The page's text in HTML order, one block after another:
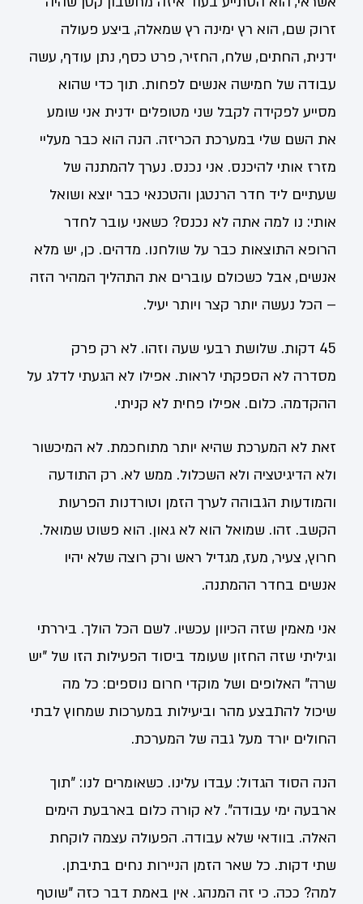
זרוק שם, הוא רץ ימינה רץ שמאלה, ביצע פעולה
ידנית, החתים, שלח, החזיר, פרט כסף, נתן עודף, עשה
עבודה של חמישה אנשים לפחות. תוך כדי שהוא
מסייע לפקידה לקבל שני מטופלים ידנית אני שומע
את השם שלי במערכת הכריזה. הנה הוא כבר מעליי
מזרז אותי להיכנס. אני נכנס. נערך להמתנה של
שעתיים ליד חדר הרנטגן והטכנאי כבר יוצא ושואל
אותי: נו למה אתה לא נכנס? כשאני עובר לחדר
הרופא התוצאות כבר על שולחנו. מדהים. כן, יש מלא
אנשים, אבל כשכולם עוברים את התהליך המהיר הזה
– הכל נעשה יותר קצר ויותר יעיל.
45 דקות. שלושת רבעי שעה וזהו. לא רק פרק
מסדרה לא הספקתי לראות. אפילו לא הגעתי לדלג על
ההקדמה. כלום. אפילו פחית לא קניתי.
זאת לא המערכת שהיא יותר מתוחכמת. לא המיכשור
ולא הדיגיטציה ולא השכלול. ממש לא. רק התודעה
והמודעות הגבוהה לערך הזמן וטורדנות הפרעות
הקשב. זהו. שמואל הוא לא גאון. הוא פשוט שמואל.
חרוץ, צעיר, מעז, מגדיל ראש ורק רוצה שלא יהיו
אנשים בחדר ההמתנה.
אני מאמין שזה הכיוון עכשיו. לשם הכל הולך. ביררתי
וגיליתי שזה החזון שעומד ביסוד הפעילות הזו של "יש
שרה" האלופים ושל מוקדי חרום נוספים: כל מה
שיכול להתבצע מהר וביעילות במערכות שמחוץ לבתי
החולים יורד מעל גבה של המערכת.
הנה הסוד הגדול: עבדו עלינו. כשאומרים לנו: "תוך
ארבעה ימי עבודה". לא קורה כלום בארבעת הימים
האלה. בוודאי שלא עבודה. הפעולה עצמה לוקחת
שתי דקות. כל שאר הזמן הניירות נחים בתיבתן.
למה? ככה. כי זה המנהג. אין באמת דבר כזה "שוטף